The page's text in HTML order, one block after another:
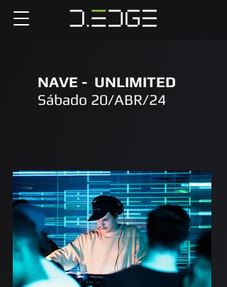
NAVE - UNLIMITED
Sábado 20/ABR/24